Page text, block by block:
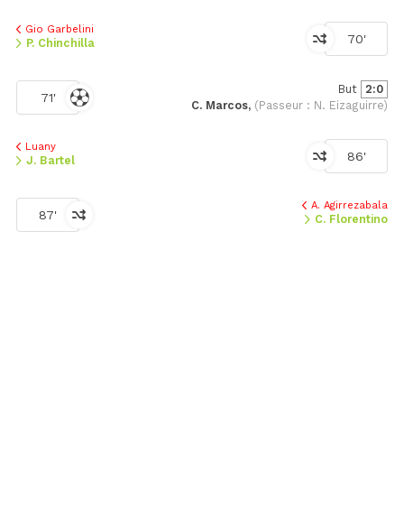
70'
Gio Garbelini
P. Chinchilla
71'
But 2:0
C. Marcos, (Passeur : N. Eizaguirre)
86'
Luany
J. Bartel
87'
A. Agirrezabala
C. Florentino